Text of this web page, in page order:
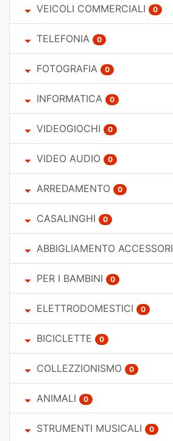
VEICOLI COMMERCIALI 0
TELEFONIA 0
FOTOGRAFIA 0
INFORMATICA 0
VIDEOGIOCHI 0
VIDEO AUDIO 0
ARREDAMENTO 0
CASALINGHI 0
ABBIGLIAMENTO ACCESSORI
PER I BAMBINI 0
ELETTRODOMESTICI 0
BICICLETTE 0
COLLEZZIONISMO 0
ANIMALI 0
STRUMENTI MUSICALI 0